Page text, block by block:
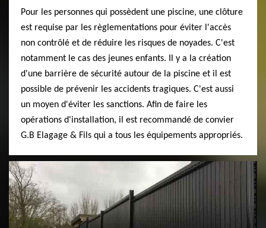
Pour les personnes qui possèdent une piscine, une clôture
est requise par les règlementations pour éviter l'accès
non contrôlé et de réduire les risques de noyades. C'est
notamment le cas des jeunes enfants. Il y a la création
d'une barrière de sécurité autour de la piscine et il est
possible de prévenir les accidents tragiques. C'est aussi
un moyen d'éviter les sanctions. Afin de faire les
opérations d'installation, il est recommandé de convier
G.B Elagage & Fils qui a tous les équipements appropriés.